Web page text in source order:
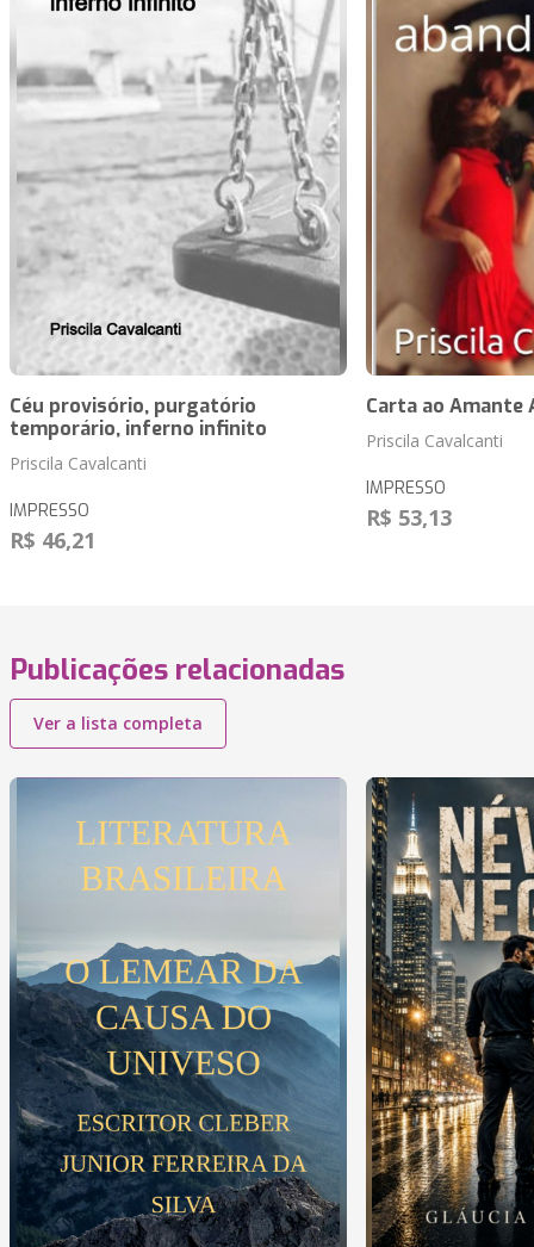
Céu provisório, purgatório
temporário, inferno infinito
Priscila Cavalcanti
IMPRESSO
R$ 46,21
Carta ao Amante
Priscila Cavalcanti
IMPRESSO
R$ 53,13
Publicações relacionadas
Ver a lista completa